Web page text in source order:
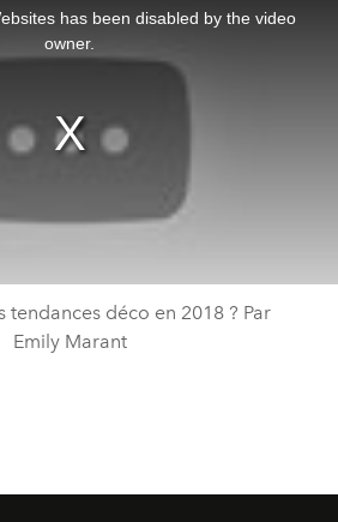
has been disabled by the video
owner.
tendances déco en 2018 ? Par
Emily Marant